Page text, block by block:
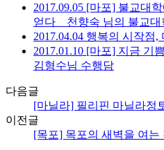
2017.09.05 [마포] 불교대
얻다 _ 천향숙 님의 불교대
2017.04.04 행복의 시작점
2017.01.10 [마포] 지금 기
김형수님 수행담
다음글
[마닐라] 필리핀 마닐라정
이전글
[목포] 목포의 새벽을 여는